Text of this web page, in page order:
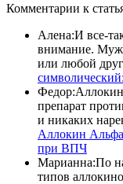
Комментарии к
Алена:И все-
внимание.
или любой
Федор:
препарат
и никаких
Аллокин
при ВПЧ
Марианна:По
типов